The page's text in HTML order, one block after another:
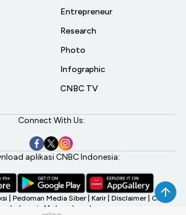
Entrepreneur
Research
Photo
Infographic
CNBC TV
Connect With Us:
aplikasi CNBC Indonesia:
Pedoman Media Siber Karir Disclaimer CNBC
Indonesia My Investment